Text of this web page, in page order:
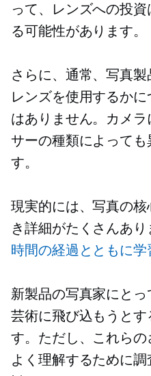
って、レンズへの投
る可能性があります。
さらに、通常、写真
レンズを使用するか
はありません。カメ
サーの種類によっても
す。
現実的には、写真の
き詳細がたくさんあり
時間の経過とともに学
新製品の写真家にと
芸術に飛び込もうと
す。ただし、これらの
よく理解するために